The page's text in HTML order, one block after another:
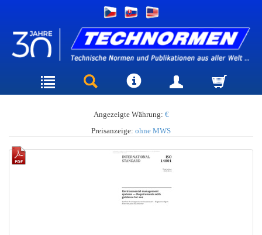
Angezeigte Währung: €
Preisanzeige: ohne MWS